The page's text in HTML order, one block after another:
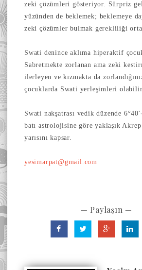
zeki çözümleri gösteriyor. Sürpriz
yüzünden de beklemek; beklemeye
zeki çözümler bulmak gerekliliği
Swati denince aklıma hiperaktif
Sabretmekte zorlanan ama zeki
ilerleyen ve kızmakta da
çocuklarda Swati yerleşimleri
Swati nakşatrası vedik düzende
batı astrolojisine göre yaklaşık
yarısını kapsar.
yesimarpat@gmail.com
— Paylaşın —